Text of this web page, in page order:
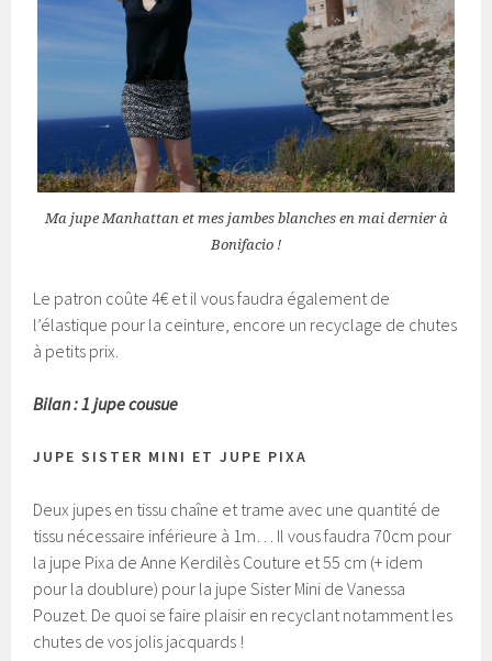
Ma jupe Manhattan et mes jambes blanches en mai dernier à
Bonifacio !
Le patron coûte 4€ et il vous faudra également de
l’élastique pour la ceinture, encore un recyclage de chutes
à petits prix.
Bilan : 1 jupe cousue
JUPE SISTER MINI ET JUPE PIXA
Deux jupes en tissu chaîne et trame avec une quantité de
tissu nécessaire inférieure à 1m… Il vous faudra 70cm pour
la jupe Pixa de Anne Kerdilès Couture et 55 cm (+ idem
pour la doublure) pour la jupe Sister Mini de Vanessa
Pouzet. De quoi se faire plaisir en recyclant notamment les
chutes de vos jolis jacquards !